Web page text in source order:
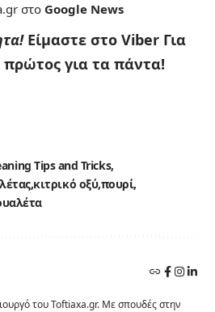
στο Google News
Είμαστε στο Viber Για
για τα πάντα!
Tips and Tricks
κιτρικό οξύ πουρί
του Toftiaxa.gr. Με σπουδές στην